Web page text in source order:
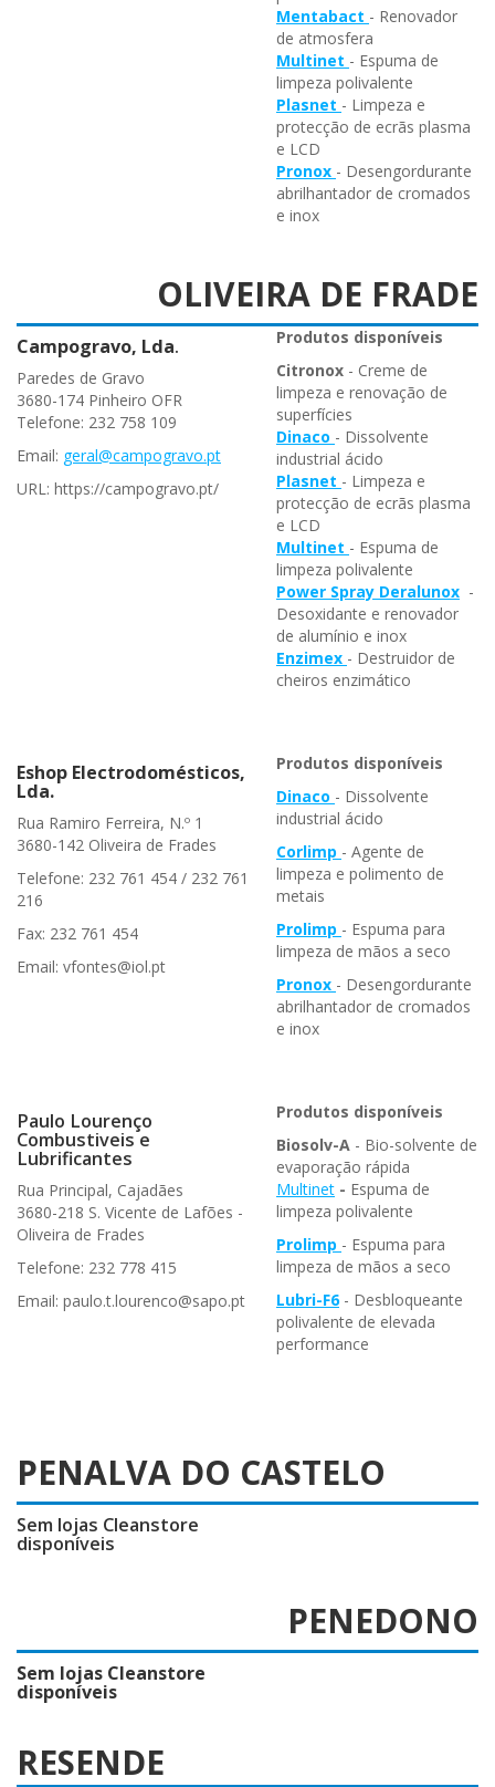
Mentabact - Renovador
de atmosfera
Multinet - Espuma de
limpeza polivalente
Plasnet - Limpeza e
protecção de ecrãs plasma
e LCD
Pronox - Desengordurante
abrilhantador de cromados
e inox
OLIVEIRA DE FRADE
Campogravo, Lda.
Paredes de Gravo
3680-174 Pinheiro OFR
Telefone: 232 758 109
Email: geral@campogravo.pt
URL: https://campogravo.pt/
Produtos disponíveis
Citronox - Creme de
limpeza e renovação de
superfícies
Dinaco - Dissolvente
industrial ácido
Plasnet - Limpeza e
protecção de ecrãs plasma
e LCD
Multinet - Espuma de
limpeza polivalente
Power Spray Deralunox -
Desoxidante e renovador
de alumínio e inox
Enzimex - Destruidor de
cheiros enzimático
Eshop Electrodomésticos,
Lda.
Rua Ramiro Ferreira, N.º 1
3680-142 Oliveira de Frades
Telefone: 232 761 454 / 232 761
216
Fax: 232 761 454
Email: vfontes@iol.pt
Produtos disponíveis
Dinaco - Dissolvente
industrial ácido
Corlimp - Agente de
limpeza e polimento de
metais
Prolimp - Espuma para
limpeza de mãos a seco
Pronox - Desengordurante
abrilhantador de cromados
e inox
Paulo Lourenço
Combustiveis e
Lubrificantes
Rua Principal, Cajadães
3680-218 S. Vicente de Lafões -
Oliveira de Frades
Telefone: 232 778 415
Email: paulo.t.lourenco@sapo.pt
Produtos disponíveis
Biosolv-A - Bio-solvente de
evaporação rápida
Multinet - Espuma de
limpeza polivalente
Prolimp - Espuma para
limpeza de mãos a seco
Lubri-F6- Desbloqueante
polivalente de elevada
performance
PENALVA DO CASTELO
Sem lojas Cleanstore
disponíveis
PENEDONO
Sem lojas Cleanstore
disponíveis
RESENDE